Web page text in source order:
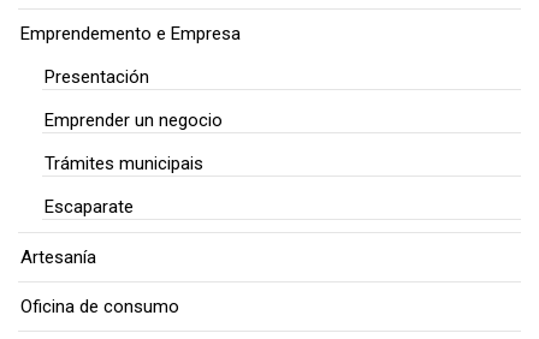
Emprendemento e Empresa
Presentación
Emprender un negocio
Trámites municipais
Escaparate
Artesanía
Oficina de consumo